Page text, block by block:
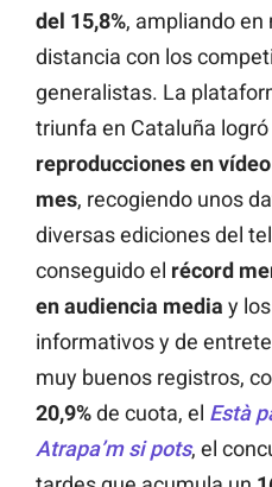
del 15,8%, ampliando en
distancia con los
generalistas. La
triunfa en Cataluña logró
reproducciones en
mes, recogiendo unos
diversas ediciones del
conseguido el récord
en audiencia media y
informativos y de
muy buenos registros,
20,9%de cuota, el Està
Atrapa’m si pots, el